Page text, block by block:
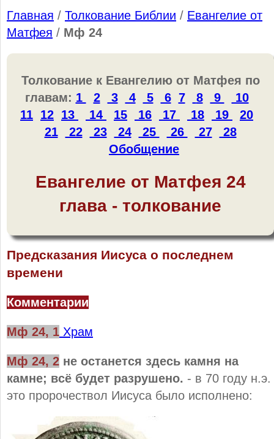
Главная / Толкование Библии / Евангелие от
Матфея / Мф 24
Толкование к Евангелию от Матфея по
главам: 1 2 3 4 5 6 7 8 9
10
11 12 13 14 15 16 17 18 19
20
21
22 23 24 25 26 27
28
Обобщение
Евангелие от Матфея 24
глава - толкование
Предсказания Иисуса о последнем
времени
Комментарии
Мф 24, 1 Храм
Мф 24, 2 не останется здесь камня на
камне; всё будет разрушено. - в 70 году н.э.
это пророчествол Иисуса было исполнено: